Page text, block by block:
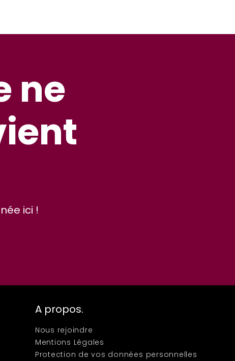
ne
ici !
A propos.
Nous rejoindre
Mentions Légales
Protection de vos données personnelles